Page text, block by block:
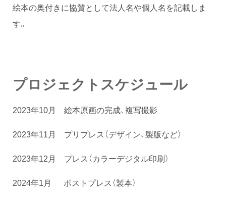
絵本の奥付きに協賛として法人名や個人名を記載しま
す。
プロジェクトスケジュール
2023年10月 絵本原画の完成、複写撮影
2023年11月 プリプレス（デザイン、製版など）
2023年12月 プレス（カラーデジタル印刷）
2024年1月 ポストプレス（製本）